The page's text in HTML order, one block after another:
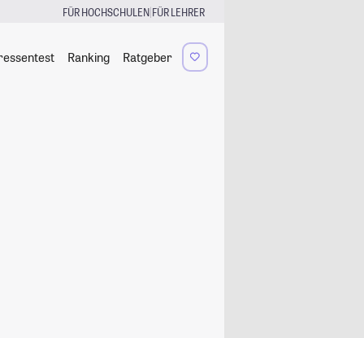
FÜR HOCHSCHULEN|FÜR LEHRER
Ranking Ratgeber